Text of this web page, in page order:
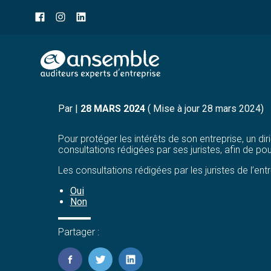
header
Aller
au
UN « LEGAL PRIVILEGE
Par | 28 MARS 2024( Mise à jour 28 mars 2024)
Pour protéger les intérêts de son entreprise, un
consultations rédigées par ses juristes, afin de
Les consultations rédigées par les juristes de
Oui
Non
Partager :